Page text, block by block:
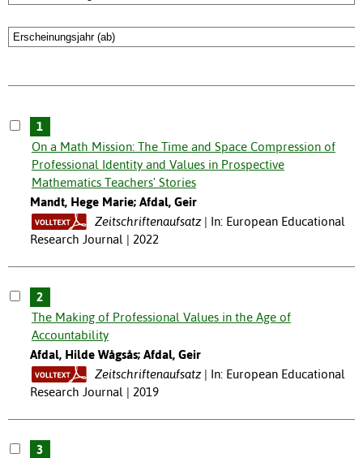
1
On a Math Mission: The Time and Space Compression of
Professional Identity and Values in Prospective
Mathematics Teachers' Stories
Mandt, Hege Marie; Afdal, Geir
Zeitschriftenaufsatz
In: European Educational
Research Journal | 2022
2
The Making of Professional Values in the Age of
Accountability
Afdal, Hilde Wågsås; Afdal, Geir
Zeitschriftenaufsatz
In: European Educational
Research Journal | 2019
3